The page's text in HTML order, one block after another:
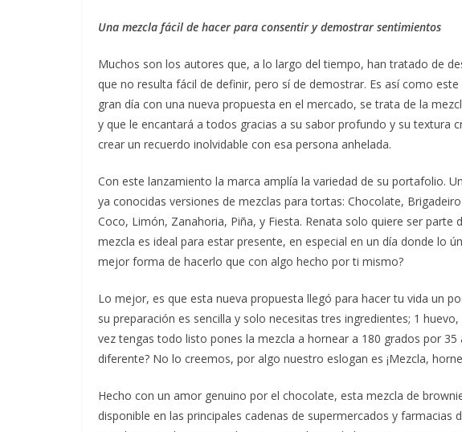
Una mezcla fácil de hacer para consentir y demostrar sentimientos
Muchos son los autores que, a lo largo del tiempo, han tratado de
que no resulta fácil de definir, pero sí de demostrar. Es así como
gran día con una nueva propuesta en el mercado, se trata de la
y que le encantará a todos gracias a su sabor profundo y su textura
crear un recuerdo inolvidable con esa persona anhelada.
Con este lanzamiento la marca amplía la variedad de su portafolio.
ya conocidas versiones de mezclas para tortas: Chocolate,
Coco, Limón, Zanahoria, Piña, y Fiesta. Renata solo quiere ser parte
mezcla es ideal para estar presente, en especial en un día donde lo
mejor forma de hacerlo que con algo hecho por ti mismo?
Lo mejor, es que esta nueva propuesta llegó para hacer tu vida un
su preparación es sencilla y solo necesitas tres ingredientes; 1
vez tengas todo listo pones la mezcla a hornear a 180 grados por 35
diferente? No lo creemos, por algo nuestro eslogan es ¡Mezcla,
Hecho con un amor genuino por el chocolate, esta mezcla de
disponible en las principales cadenas de supermercados y farmacias